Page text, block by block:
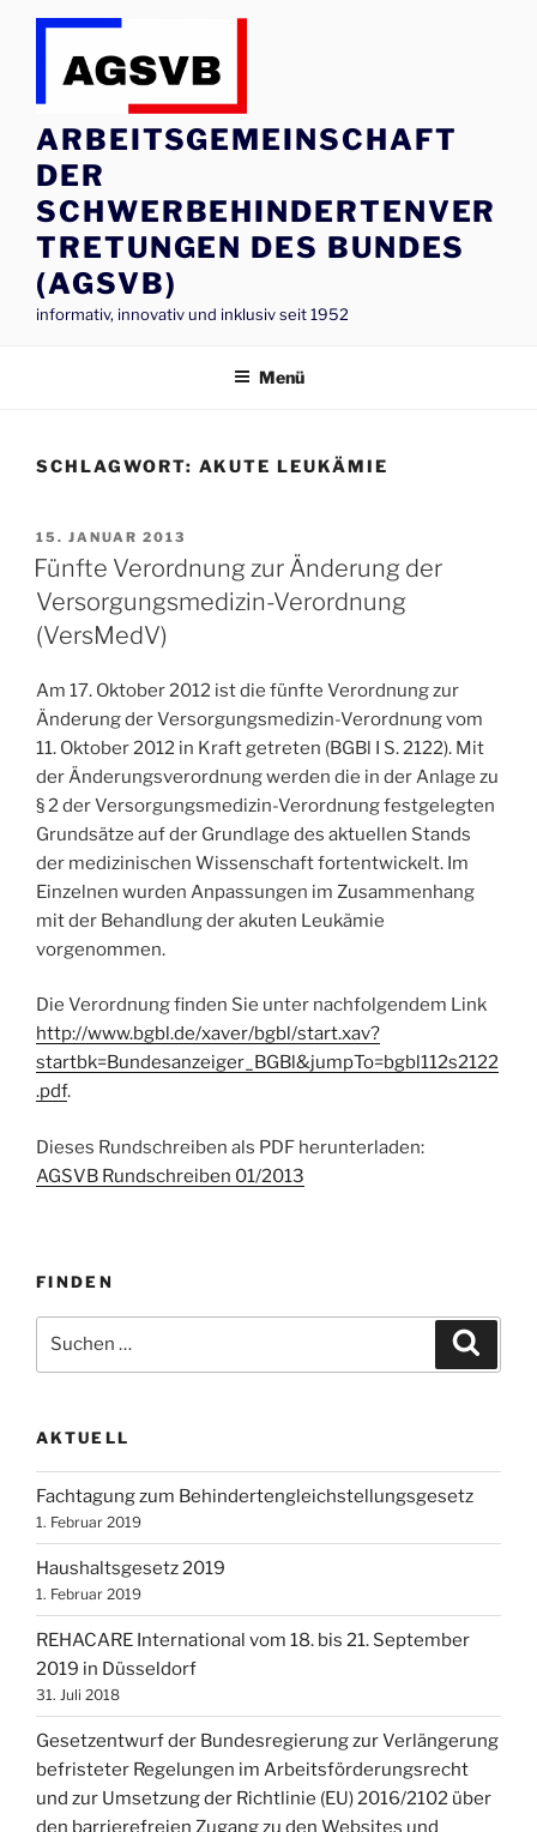
Zum
springen
ARBEITSGEMEINSCHAFT
DER
SCHWERBEHINDERTENVER
TRETUNGEN DES BUNDES
(AGSVB)
informativ, innovativ und inklusiv seit 1952
Menü
SCHLAGWORT: AKUTE LEUKÄMIE
VERÖFFENTLICHT
AM
15. JANUAR 2013
Fünfte Verordnung zur Änderung der
Versorgungsmedizin-Verordnung
(VersMedV)
Am 17. Oktober 2012 ist die fünfte Verordnung zur
Änderung der Versorgungsmedizin-Verordnung vom
11. Oktober 2012 in Kraft getreten (BGBl I S. 2122). Mit
der Änderungsverordnung werden die in der Anlage zu
§ 2 der Versorgungsmedizin-Verordnung festgelegten
Grundsätze auf der Grundlage des aktuellen Stands
der medizinischen Wissenschaft fortentwickelt. Im
Einzelnen wurden Anpassungen im Zusammenhang
mit der Behandlung der akuten Leukämie
vorgenommen.
Die Verordnung finden Sie unter nachfolgendem Link
http://www.bgbl.de/xaver/bgbl/start.xav?
startbk=Bundesanzeiger_BGBl&jumpTo=bgbl112s2122
.pdf.
Dieses Rundschreiben als PDF herunterladen:
AGSVB Rundschreiben 01/2013
FINDEN
nach:
AKTUELL
Fachtagung zum Behindertengleichstellungsgesetz
1. Februar 2019
Haushaltsgesetz 2019
1. Februar 2019
REHACARE International vom 18. bis 21. September
2019 in Düsseldorf
31. Juli 2018
Gesetzentwurf der Bundesregierung zur Verlängerung
befristeter Regelungen im Arbeitsförderungsrecht
und zur Umsetzung der Richtlinie (EU) 2016/2102 über
den barrierefreien Zugang zu den Websites und